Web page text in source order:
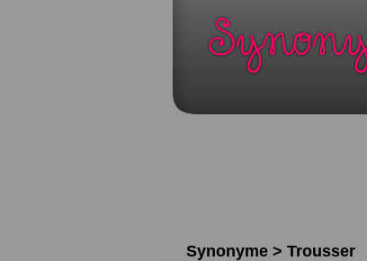
Synonyme > Trousser